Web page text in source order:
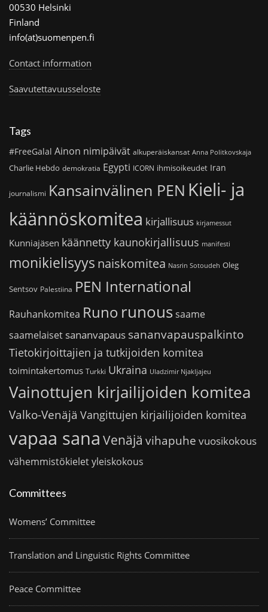
00530 Helsinki
Finland
info(at)suomenpen.fi
Contact information
Saavutettavuusseloste
Tags
#FreeGalal Ainon nimipäivät alkuperäiskansat Anna Politkovskaja
Charlie Hebdo demokratia Egypti ICORN ihmisoikeudet Iran
journalismi Kansainvälinen PEN Kieli- ja
käännöskomitea kirjallisuus kirjamessut
Kunniajäsen käännetty kaunokirjallisuus manifesti
monikielisyys naiskomitea Nasrin Sotoudeh Oleg
Sentsov Palestiina PEN International
Rauhankomitea Runo runoussaame
saamelaiset sananvapaus sananvapauspalkinto
Tietokirjoittajien ja tutkijoiden komitea
toimintakertomus Turkki Ukraina Uladzimir Njakljajeu
Vainottujen kirjailijoiden komitea
Valko-Venäjä Vangittujen kirjailijoiden komitea
vapaa sana Venäjä vihapuhe vuosikokous
vähemmistökieletyleiskokous
Committees
Womens’ Committee
Translation and Linguistic Rights Committee
Peace Committee